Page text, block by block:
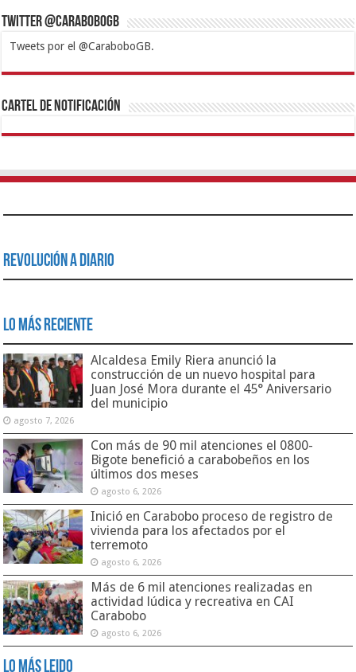
Twitter @CaraboboGB
Tweets por el @CaraboboGB.
1xbetBetturkeyBetistKralbetSupertotobetTipobetMatadorbetMariobet
https://mvbcasino.com/
Cartel de Notificación
Revolución a Diario
Lo Más Reciente
Alcaldesa Emily Riera anunció la
construcción de un nuevo hospital para
Juan José Mora durante el 45° Aniversario
del municipio
agosto 7, 2026
Con más de 90 mil atenciones el 0800-
Bigote benefició a carabobeños en los
últimos dos meses
agosto 6, 2026
Inició en Carabobo proceso de registro de
vivienda para los afectados por el
terremoto
agosto 6, 2026
Más de 6 mil atenciones realizadas en
actividad lúdica y recreativa en CAI
Carabobo
agosto 6, 2026
Lo Más Leido